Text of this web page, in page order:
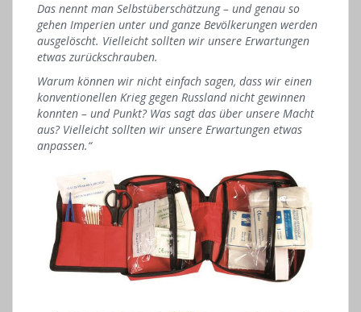
Das nennt man Selbstüberschätzung – und genau so
gehen Imperien unter und ganze Bevölkerungen werden
ausgelöscht. Vielleicht sollten wir unsere Erwartungen
etwas zurückschrauben.
Warum können wir nicht einfach sagen, dass wir einen
konventionellen Krieg gegen Russland nicht gewinnen
konnten – und Punkt? Was sagt das über unsere Macht
aus? Vielleicht sollten wir unsere Erwartungen etwas
anpassen.“